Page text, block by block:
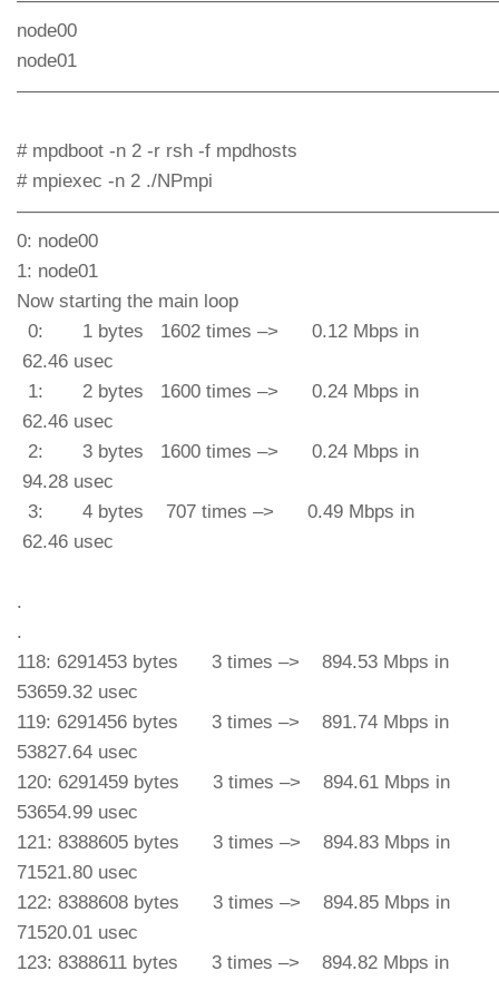
node00
node01
# mpdboot -n 2 -r rsh -f mpdhosts
# mpiexec -n 2 ./NPmpi
0: node00
1: node01
Now starting the main loop
0: 1 bytes 1602 times –> 0.12 Mbps in
62.46 usec
1: 2 bytes 1600 times –> 0.24 Mbps in
62.46 usec
2: 3 bytes 1600 times –> 0.24 Mbps in
94.28 usec
3: 4 bytes 707 times –> 0.49 Mbps in
62.46 usec
.
.
118: 6291453 bytes 3 times –> 894.53 Mbps in
53659.32 usec
119: 6291456 bytes 3 times –> 891.74 Mbps in
53827.64 usec
120: 6291459 bytes 3 times –> 894.61 Mbps in
53654.99 usec
121: 8388605 bytes 3 times –> 894.83 Mbps in
71521.80 usec
122: 8388608 bytes 3 times –> 894.85 Mbps in
71520.01 usec
123: 8388611 bytes 3 times –> 894.82 Mbps in